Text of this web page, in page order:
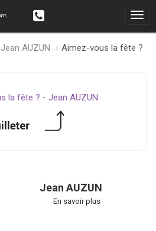
Jean AUZUN Aimez-vous la fête ?
Jean AUZUN
En savoir plus